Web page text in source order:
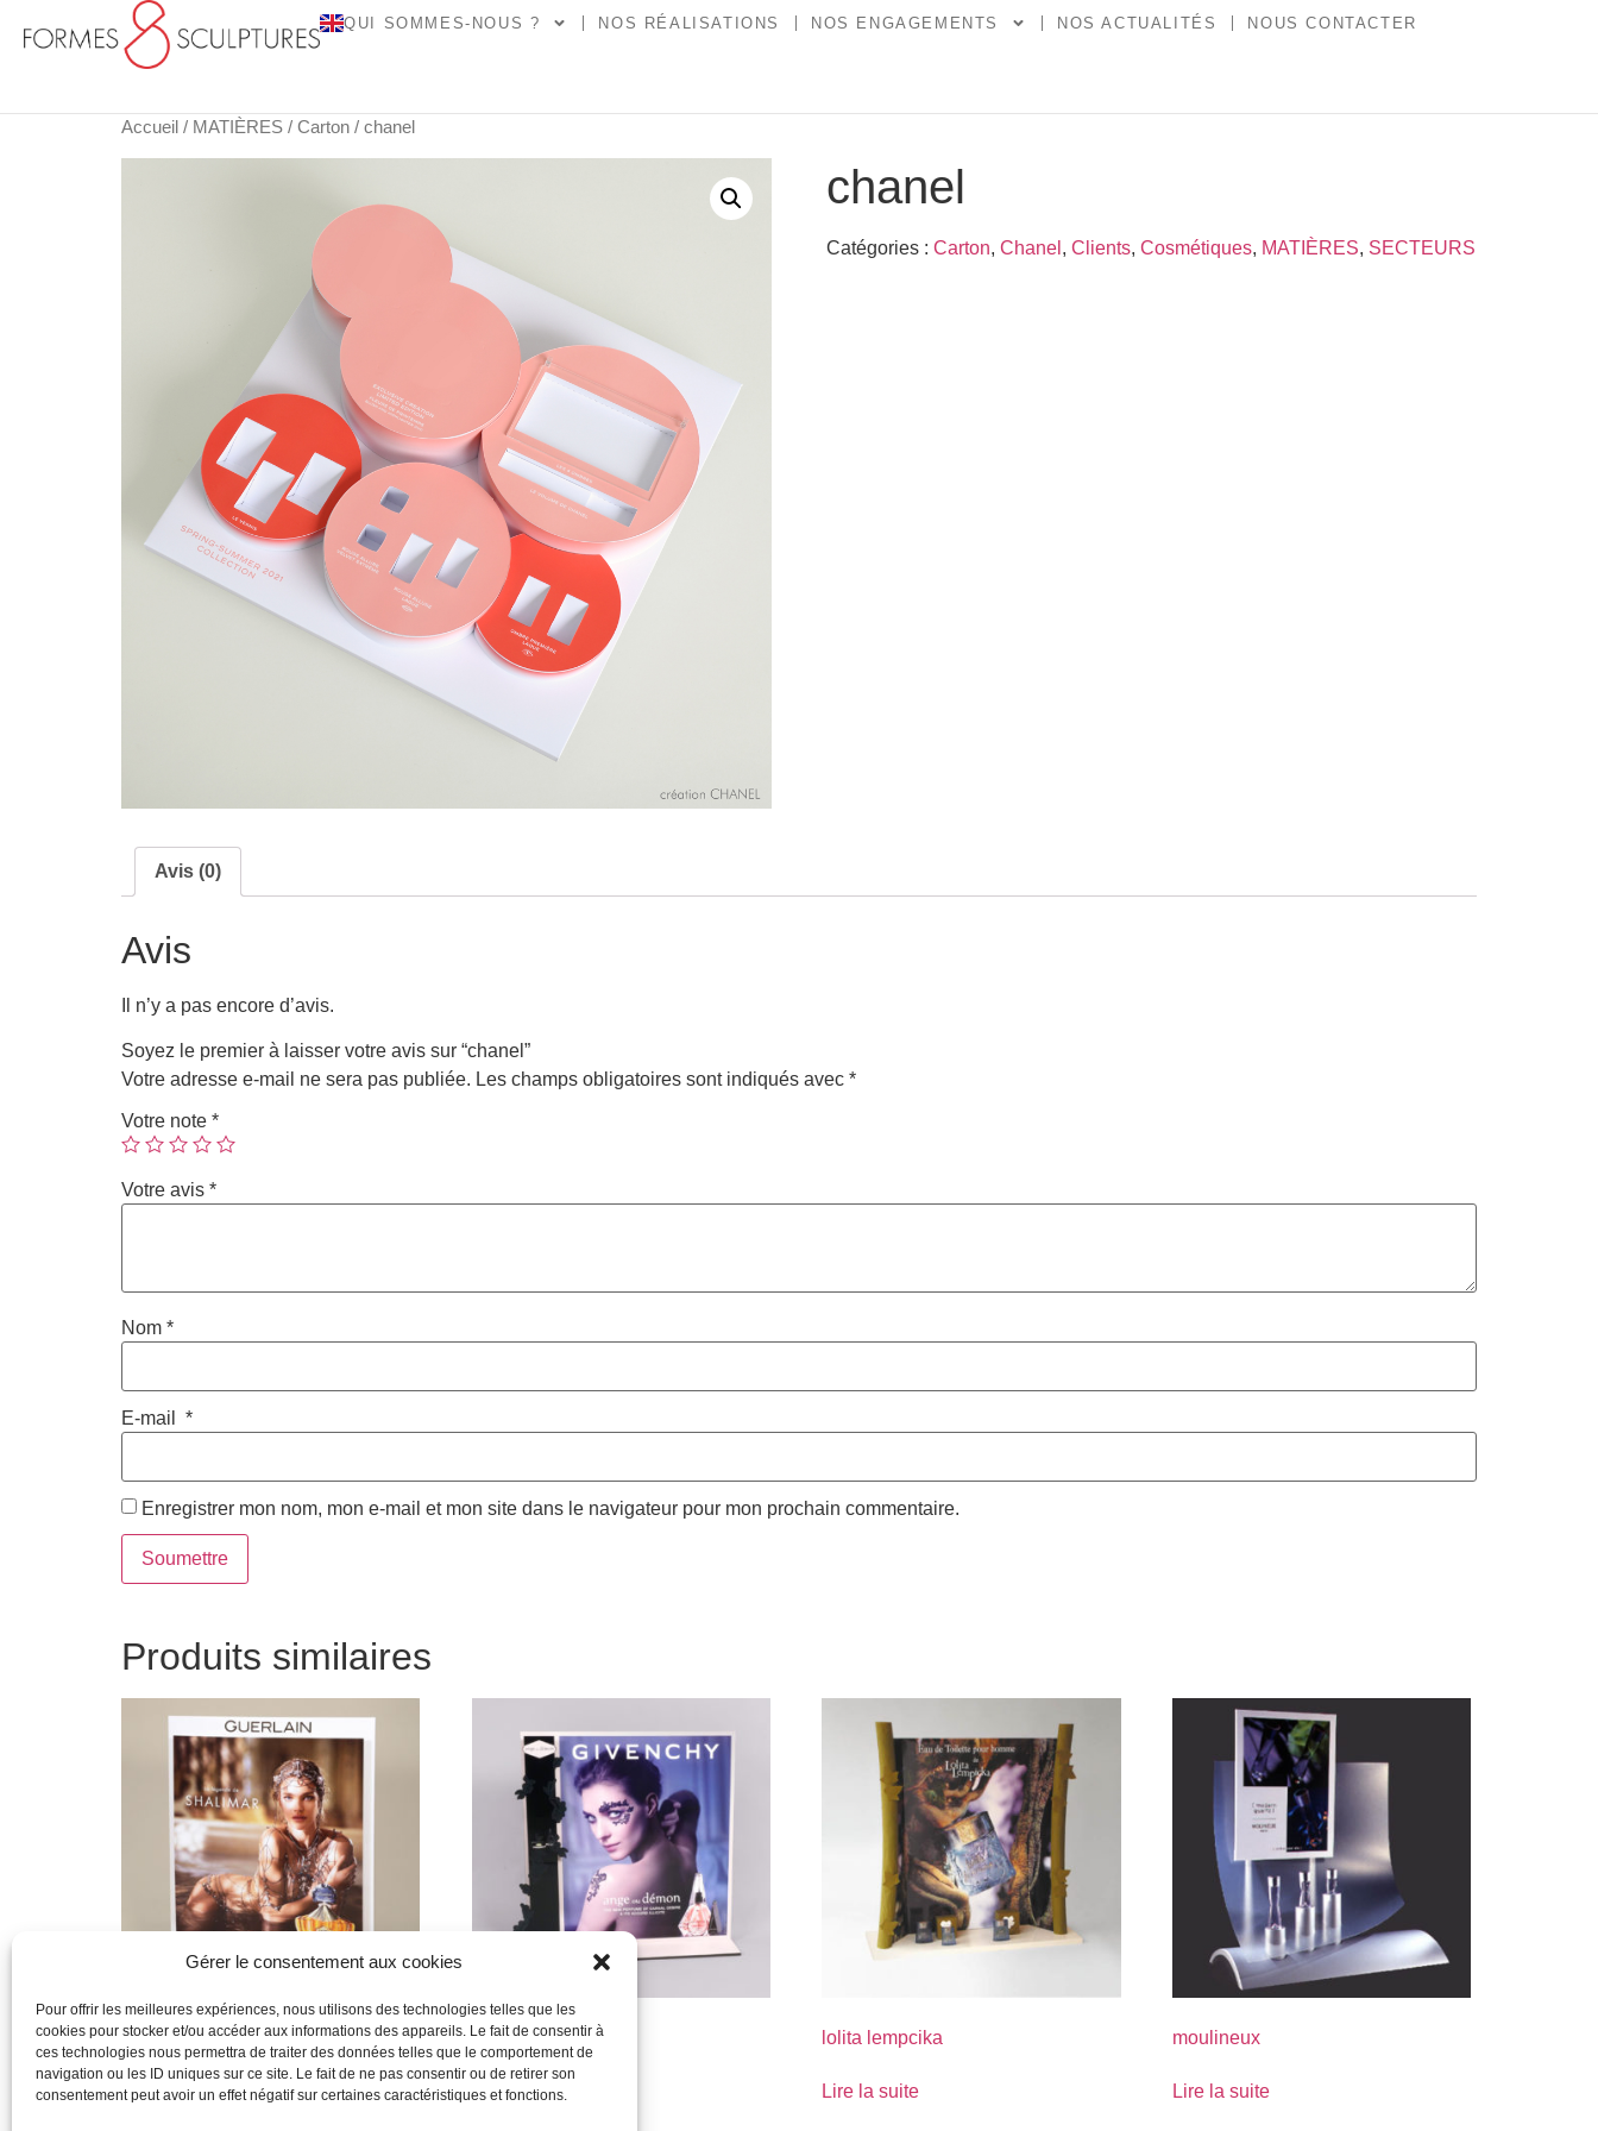
Gérer le consentement aux cookies
Pour offrir les meilleures expériences, nous utilisons des technologies telles que les
cookies pour stocker et/ou accéder aux informations des appareils. Le fait de consentir à
ces technologies nous permettra de traiter des données telles que le comportement de
navigation ou les ID uniques sur ce site. Le fait de ne pas consentir ou de retirer son
consentement peut avoir un effet négatif sur certaines caractéristiques et fonctions.
QUI SOMMES-NOUS ? NOS RÉALISATIONS NOS ENGAGEMENTS NOS ACTUALITÉS NOUS CONTACTER
Accueil / MATIÈRES / Carton / chanel
chanel
Catégories : Carton, Chanel , Clients, Cosmétiques, MATIÈRES, SECTEURS
Avis (0)
Avis
Il n’y a pas encore d’avis.
Soyez le premier à laisser votre avis sur “chanel”
Votre adresse e-mail ne sera pas publiée. Les champs obligatoires sont indiqués avec *
Votre note *
Votre avis *
Nom *
E-mail *
Enregistrer mon nom, mon e-mail et mon site dans le navigateur pour mon prochain commentaire.
Produits similaires
Guerlain
Lire la suite
Givenchy
Lire la suite
lolita lempcika
Lire la suite
moulineux
Lire la suite